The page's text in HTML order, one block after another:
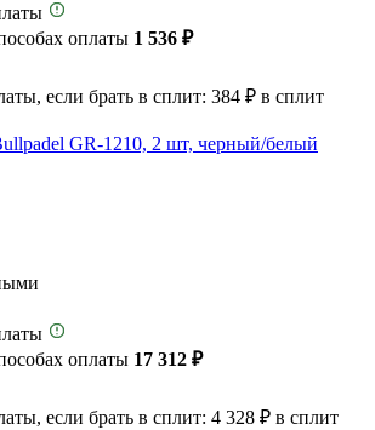
оплаты 1 536 ₽
если брать в сплит: 384 ₽ в сплит
GR-1210, 2 шт, черный/белый
оплаты 17 312 ₽
если брать в сплит: 4 328 ₽ в сплит